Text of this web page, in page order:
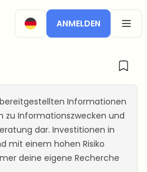
ANMELDEN
Informationen
zu Informationszwecken und
dar. Investitionen in
mit einem hohen Risiko
deine eigene Recherche